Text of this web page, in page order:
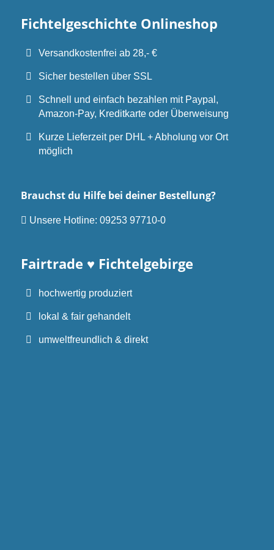
Fichtelgeschichte Onlineshop
Versandkostenfrei ab 28,- €
Sicher bestellen über SSL
Schnell und einfach bezahlen mit Paypal,
Amazon-Pay, Kreditkarte oder Überweisung
Kurze Lieferzeit per DHL + Abholung vor Ort
möglich
Brauchst du Hilfe bei deiner Bestellung?
Unsere Hotline: 09253 97710-0
Fairtrade ♥ Fichtelgebirge
hochwertig produziert
lokal & fair gehandelt
umweltfreundlich & direkt